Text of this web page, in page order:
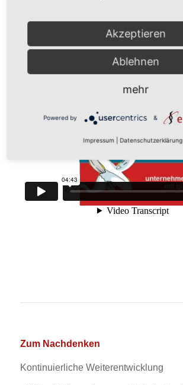
Zum Nachdenken
Kontinuierliche Weiterentwicklung
Akzeptieren
Ablehnen
mehr
Powered by &
Impressum Datenschutzerklärung